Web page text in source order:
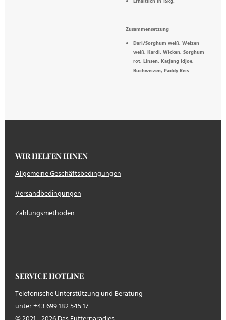
Zusammensetzung
Dari/Sorghum weiß, Weizen
weiß, Kardi, Wicken, Sorghum
rot, Linsen, Katjang Idjoe,
Buchweizen, Paddy Reis
WIR HELFEN IHNEN
Allgemeine Geschäftsbedingungen
Versandbedingungen
Zahlungsmethoden
SERVICE HOTLINE
Telefonische Unterstützung und Beratung
unter +43 699 182 545 17